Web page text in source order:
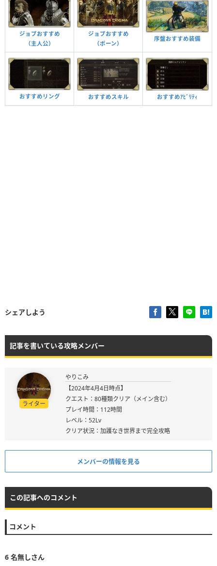
ジョブおすすめ
（主人公）
ジョブおすすめ
（ポーン）
序盤おすすめ装備
おすすめリング おすすめスキル おすすめｱﾋﾞﾘﾃｨ
シェアしよう
記事を書いている攻略メンバー
ライター
やりこみ
【2024年4月4日時点】
クエスト：80種類クリア（メイン含む）
プレイ時間：112時間
レベル：52Lv
クリア状況：加護なき世界まで完全攻略
メンバーの情報を見る
この記事へのコメント
コメント
6 名無しさん